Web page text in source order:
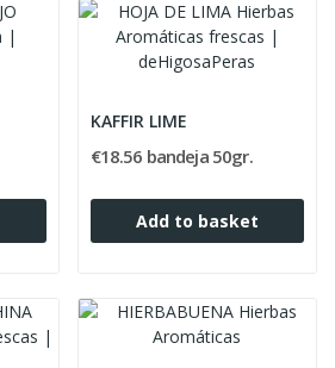
KAFFIR LIME
€18.56 bandeja 50gr.
Add to basket